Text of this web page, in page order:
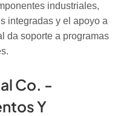
industriales,
integradas y el apoyo a
da soporte a programas
Co. -
Y